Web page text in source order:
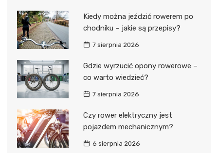
Kiedy można jeździć rowerem po
chodniku – jakie są przepisy?
7 sierpnia 2026
Gdzie wyrzucić opony rowerowe –
co warto wiedzieć?
7 sierpnia 2026
Czy rower elektryczny jest
pojazdem mechanicznym?
6 sierpnia 2026